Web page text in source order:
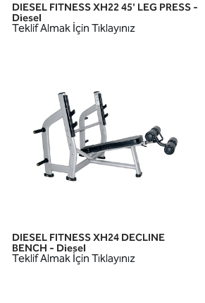
HIZLI GÖRÜNÜM
DIESEL FITNESS XH22 45' LEG PRESS -
Diesel
Teklif Almak İçin Tıklayınız
HIZLI GÖRÜNÜM
DIESEL FITNESS XH24 DECLINE
BENCH - Diesel
Teklif Almak İçin Tıklayınız